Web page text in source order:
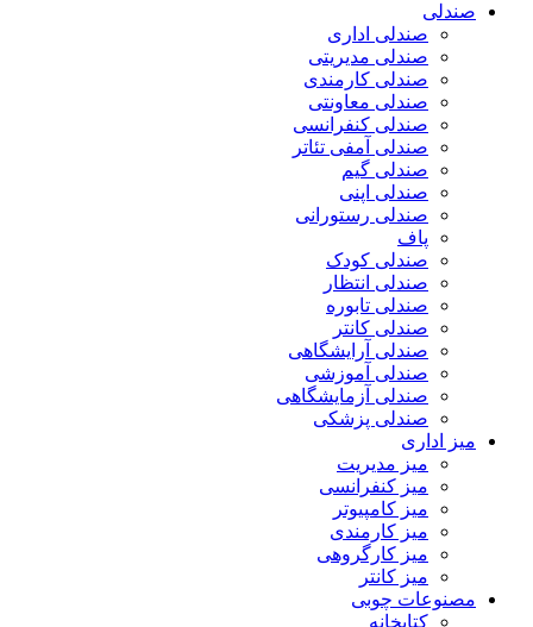
صندلی
صندلی اداری
صندلی مدیریتی
صندلی کارمندی
صندلی معاونتی
صندلی کنفرانسی
صندلی آمفی تئاتر
صندلی گیم
صندلی اپنی
صندلی رستورانی
پاف
صندلی کودک
صندلی انتظار
صندلی تابوره
صندلی کانتر
صندلی آرایشگاهی
صندلی آموزشی
صندلی آزمایشگاهی
صندلی پزشکی
میز اداری
میز مدیریت
میز کنفرانسی
میز کامپیوتر
میز کارمندی
میز کارگروهی
میز کانتر
مصنوعات چوبی
کتابخانه